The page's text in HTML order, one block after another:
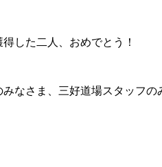
した二人、おめでとう！
なさま、三好道場スタッフ